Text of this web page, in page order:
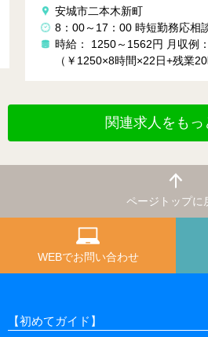
万】内訳→
愛知県豊橋市
16:30～翌
時給： 1400
（1400円
関連求人をもっ
ページトップに
WEBでお問い合わせ
【初めてガイド】